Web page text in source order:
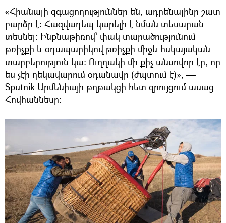
«Հիանալի զգացողություններ են, ադրենալինը շատ
բարձր է։ Հազվադեպ կարելի է նման տեսարան
տեսնել։ Ինքնաթիռով՝ փակ տարածությունում
թռիչքի և օդապարիկով թռիչքի միջև հսկայական
տարբերություն կա։ Ուղղակի մի քիչ անսովոր էր, որ
ես չէի ղեկավարում օդանավը (ժպտում է)», —
Sputnik Արմենիայի թղթակցի հետ զրույցում ասաց
Հովհաննեսը։